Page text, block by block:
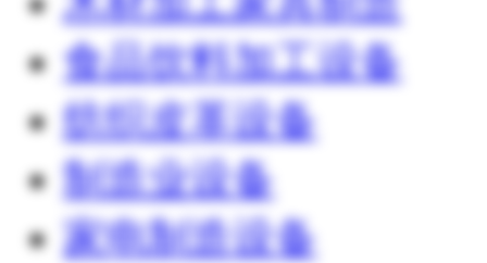
食品饮料加工设备
纺织皮革设备
制造业设备
家电制造设备